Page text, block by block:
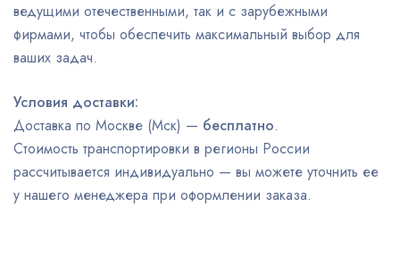
ведущими отечественными, так и с зарубежными
фирмами, чтобы обеспечить максимальный выбор для
ваших задач.
Условия доставки:
Доставка по Москве (Мск) — бесплатно.
Стоимость транспортировки в регионы России
рассчитывается индивидуально — вы можете уточнить ее
у нашего менеджера при оформлении заказа.